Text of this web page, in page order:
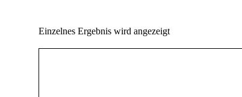
Einzelnes Ergebnis wird angezeigt